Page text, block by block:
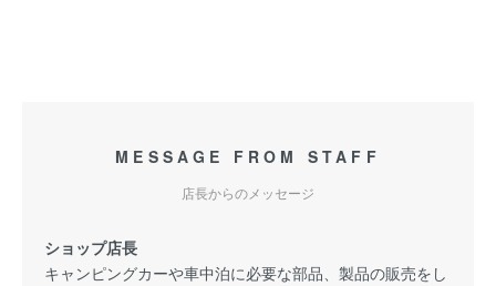
MESSAGE FROM STAFF
店長からのメッセージ
ショップ店長
キャンピングカーや車中泊に必要な部品、製品の販売をし